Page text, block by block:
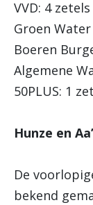
VVD: 4
Groen
Boeren
Algemene
50PLUS: 1
Hunze en
De
bekend